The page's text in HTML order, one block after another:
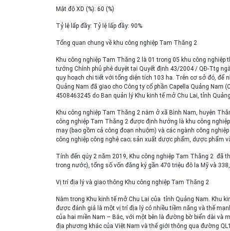
Mật độ XD (%): 60 (%)
Tỷ lệ lấp đầy: Tỷ lệ lấp đầy: 90%
Tổng quan chung về khu công nghiệp Tam Thăng 2
Khu công nghiệp Tam Thăng 2 là 01 trong 05 khu công
tướng Chính phủ phê duyệt tại Quyết định 43/2004 / QĐ-Ttg
quy hoạch chi tiết với tổng diện tích 103 ha. Trên cơ sở đó, để
Quảng Nam đã giao cho Công ty cổ phần Capella Quảng
4508463245 do Ban quản lý Khu kinh tế mở Chu Lai, tỉnh
Khu công nghiệp Tam Thăng 2 nằm ở xã Bình Nam, huyện
công nghiệp Tam Thăng 2 được định hướng là khu công
may (bao gồm cả công đoạn nhuộm) và các ngành công
công nghiệp công nghệ cao; sản xuất dược phẩm, dược phẩm
Tính đến qúy 2 năm 2019, Khu công nghiệp Tam Thăng 2 đã
trong nước), tổng số vốn đăng ký gần 470 triệu đô la Mỹ và
Vị trí địa lý và giao thông Khu công nghiệp Tam Thăng 2
Nằm trong Khu kinh tế mở Chu Lai của tỉnh Quảng Nam. Khu
được đánh giá là một vị trí địa lý có nhiều tiềm năng và thế
của hai miền Nam – Bắc, với một bên là đường bờ biển dài và
địa phương khác của Việt Nam và thế giới thông qua đường